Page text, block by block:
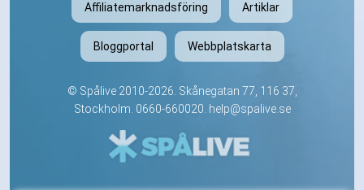
Affiliatemarknadsföring Artiklar
Bloggportal Webbplatskarta
© Spålive2010-2026. Skånegatan 77, 116 37,
Stockholm. 0660-660020. help@spalive.se